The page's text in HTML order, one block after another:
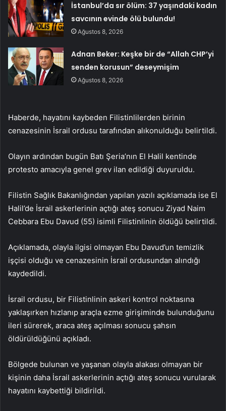
İstanbul’da sır ölüm: 37 yaşındaki kadın
savcının evinde ölü bulundu!
Ağustos 8, 2026
Adnan Beker: Keşke bir de “Allah CHP’yi
senden korusun” deseymişim
Ağustos 8, 2026
Haberde, hayatını kaybeden Filistinlilerden birinin
cenazesinin İsrail ordusu tarafından alıkonulduğu belirtildi.
Olayın ardından bugün Batı Şeria’nın El Halil kentinde
protesto amacıyla genel grev ilan edildiği duyuruldu.
Filistin Sağlık Bakanlığından yapılan yazılı açıklamada ise El
Halil’de İsrail askerlerinin açtığı ateş sonucu Ziyad Naim
Cebbara Ebu Davud (55) isimli Filistinlinin öldüğü belirtildi.
Açıklamada, olayla ilgisi olmayan Ebu Davud’un temizlik
işçisi olduğu ve cenazesinin İsrail ordusundan alındığı
kaydedildi.
İsrail ordusu, bir Filistinlinin askeri kontrol noktasına
yaklaşırken hızlanıp araçla ezme girişiminde bulunduğunu
ileri sürerek, araca ateş açılması sonucu şahsın
öldürüldüğünü açıkladı.
Bölgede bulunan ve yaşanan olayla alakası olmayan bir
kişinin daha İsrail askerlerinin açtığı ateş sonucu vurularak
hayatını kaybettiği bildirildi.